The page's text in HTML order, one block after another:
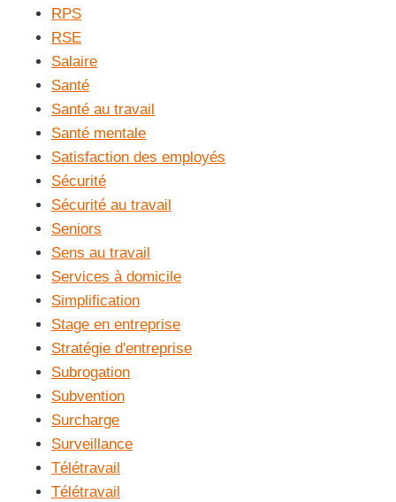
RPS
RSE
Salaire
Santé
Santé au travail
Santé mentale
Satisfaction des employés
Sécurité
Sécurité au travail
Seniors
Sens au travail
Services à domicile
Simplification
Stage en entreprise
Stratégie d'entreprise
Subrogation
Subvention
Surcharge
Surveillance
Télétravail
Télétravail